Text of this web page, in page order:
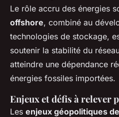
Le rôle accru des énergies
offshore, combiné au
technologies de stockage,
soutenir la stabilité du
atteindre une dépendance
énergies fossiles importées.
Enjeux et défis à relever
Les enjeux géopolitiques